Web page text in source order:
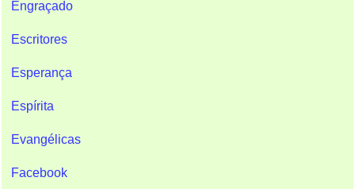
Engraçado
Escritores
Esperança
Espírita
Evangélicas
Facebook